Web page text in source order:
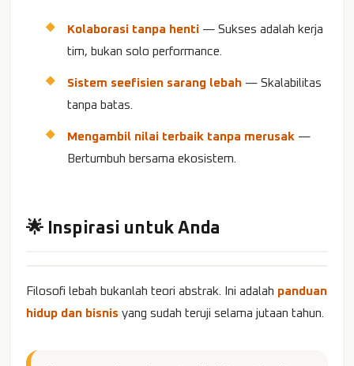
Kolaborasi tanpa henti — Sukses adalah kerja
tim, bukan solo performance.
Sistem seefisien sarang lebah — Skalabilitas
tanpa batas.
Mengambil nilai terbaik tanpa merusak —
Bertumbuh bersama ekosistem.
🌟 Inspirasi untuk Anda
Filosofi lebah bukanlah teori abstrak. Ini adalah panduan
hidup dan bisnis yang sudah teruji selama jutaan tahun.